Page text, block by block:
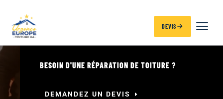
DEVIS
BESOIN D'UNE RÉPARATION DE TOITURE ?
DEMANDEZ UN DEVIS